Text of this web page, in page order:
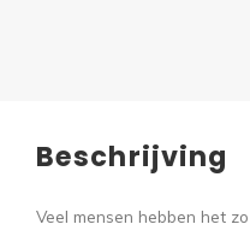
Beschrijving
Veel mensen hebben het